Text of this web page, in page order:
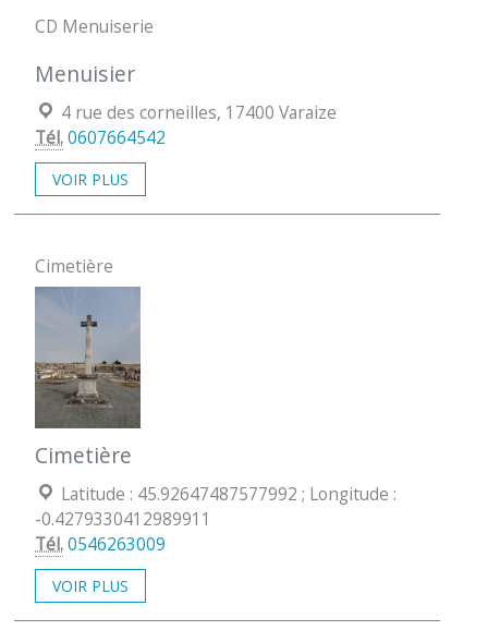
CD Menuiserie
Menuisier
Localisation :
4 rue des corneilles, 17400 Varaize
Tél.0607664542
VOIR PLUS
Cimetière
Cimetière
Coordonées géographiques :
Latitude : 45.92647487577992 ; Longitude :
-0.4279330412989911
Tél.0546263009
VOIR PLUS